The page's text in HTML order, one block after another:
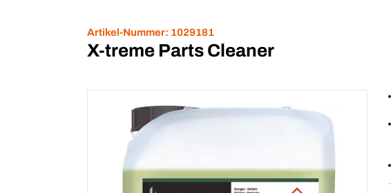
Artikel-Nummer: 1029181
X-treme Parts Cleaner